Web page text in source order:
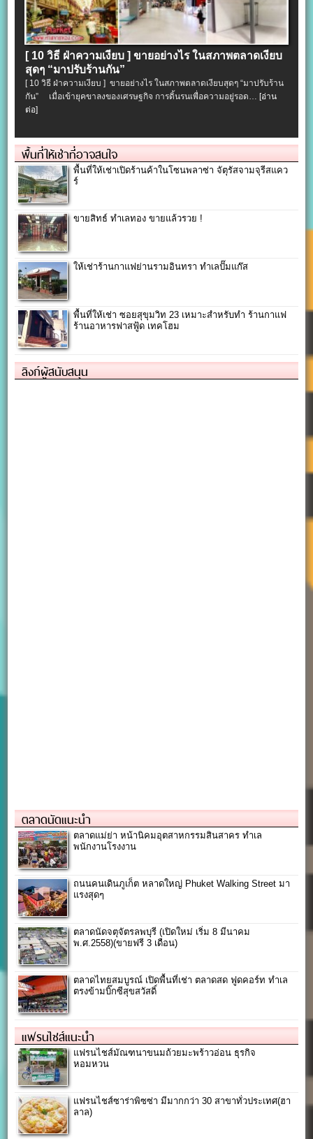
[ 10 วิธี ฝ่าความเงียบ ] ขายอย่างไร ในสภาพตลาดเงียบ
สุดๆ “มาปรับร้านกัน”
[ 10 วิธี ฝ่าความเงียบ ] ขายอย่างไร ในสภาพตลาดเงียบสุดๆ “มาปรับร้าน
กัน” เมื่อเข้ายุคขาลงของเศรษฐกิจ การดิ้นรนเพื่อความอยู่รอด… [อ่าน
ต่อ]
พื้นที่ให้เช่าที่อาจสนใจ
พื้นที่ให้เช่าเปิดร้านค้าในโซนพลาซ่า จัตุรัสจามจุรีสแคว
ร์
ขายสิทธ์ ทำเลทอง ขายแล้วรวย !
ให้เช่าร้านกาแฟย่านรามอินทรา ทำเลปั๊มแก๊ส
พื้นที่ให้เช่า ซอยสุขุมวิท 23 เหมาะสำหรับทำ ร้านกาแฟ
ร้านอาหารฟาสฟู้ด เทคโฮม
ลิงก์ผู้สนับสนุน
ตลาดนัดแนะนำ
ตลาดแม่ย่า หน้านิคมอุตสาหกรรมสินสาคร ทำเล
พนักงานโรงงาน
ถนนคนเดินภูเก็ต หลาดใหญ่ Phuket Walking Street มา
แรงสุดๆ
ตลาดนัดจตุจัตรลพบุรี (เปิดใหม่ เริ่ม 8 มีนาคม
พ.ศ.2558)(ขายฟรี 3 เดือน)
ตลาดไทยสมบูรณ์ เปิดพื้นที่เช่า ตลาดสด ฟูดคอร์ท ทำเล
ตรงข้ามบิ๊กซีสุขสวัสดิ์
แฟรนไชส์แนะนำ
แฟรนไชส์มัณฑนาขนมถ้วยมะพร้าวอ่อน ธุรกิจ
หอมหวน
แฟรนไชส์ซาร่าพิซซ่า มีมากกว่า 30 สาขาทั่วประเทศ(ฮา
ลาล)